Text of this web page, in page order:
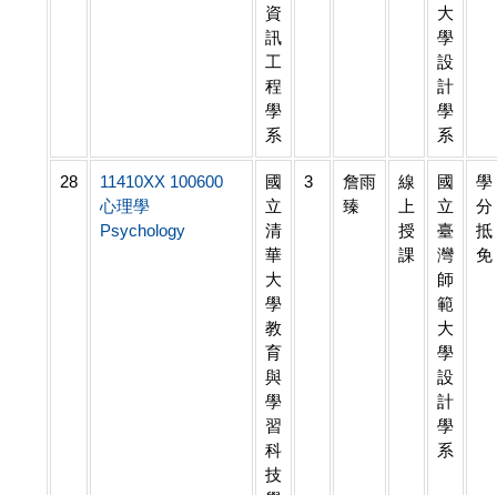
資
訊
工
程
學
系
大
學
設
計
學
系
28
11410XX 100600
心理學
Psychology
國
立
清
華
大
學
教
育
與
學
習
科
技
3
詹雨
臻
線
上
授
課
國
立
臺
灣
師
範
大
學
設
計
學
系
學
分
抵
免